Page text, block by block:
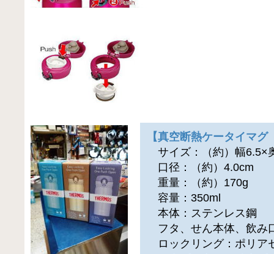
【真空断熱ケータイマ
サイズ：（約）幅6.5×
口径：（約）4.0cm
重量：（約）170g
容量：350ml
本体：ステンレス鋼
フタ、せん本体、飲み
ロックリング：ポリア